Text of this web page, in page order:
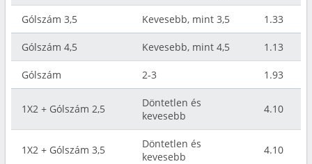
Gólszám 3,5 Kevesebb, mint 3,5 1.33
Gólszám 4,5 Kevesebb, mint 4,5 1.13
Gólszám 2-3 1.93
1X2 + Gólszám 2,5
Döntetlen és
kevesebb
4.10
1X2 + Gólszám 3,5
Döntetlen és
kevesebb
4.10